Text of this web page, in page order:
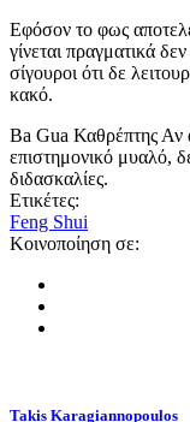
Εφόσον το φως
γίνεται πραγματικά
σίγουροι ότι δε
κακό.
Ba Gua Καθρέπτης Αν
επιστημονικό μυαλό,
διδασκαλίες.
Ετικέτες:
Feng Shui
Κοινοποίηση σε:
Takis Karagiannopoulos